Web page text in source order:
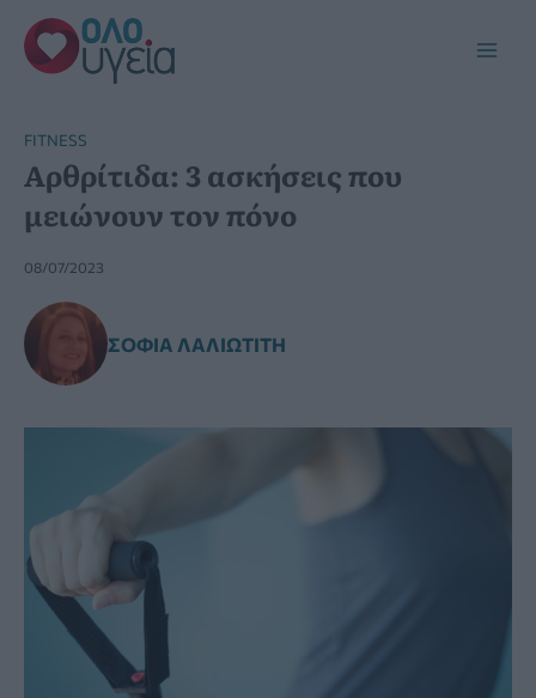
Μετάβαση
στο
περιεχόμενο
FITNESS
Αρθρίτιδα: 3 ασκήσεις που
μειώνουν τον πόνο
08/07/2023
ΣΟΦΊΑ ΛΑΛΙΩΤΊΤΗ